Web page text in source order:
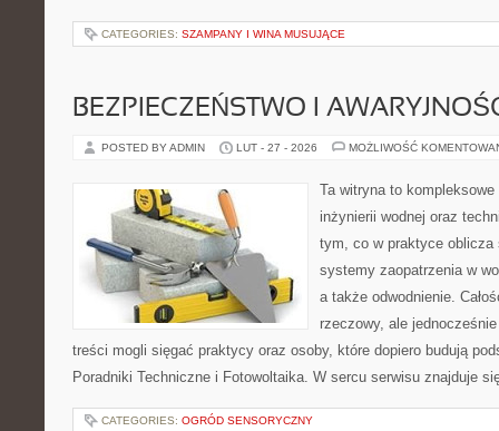
CATEGORIES: SZAMPANY I WINA MUSUJĄCE
BEZPIECZEŃSTWO I
POSTED BY ADMIN LUT - 27 - 2026 MOŻLIWOŚĆ
Ta witryna to
inżynierii wodnej oraz
tym, co w praktyce
systemy zaopatrzenia w
a także odwodnienie.
rzeczowy, ale
treści mogli sięgać praktycy oraz osoby, które dopiero budują
Poradniki Techniczne i Fotowoltaika. W sercu serwisu znajduje
CATEGORIES: OGRÓD SENSORYCZNY